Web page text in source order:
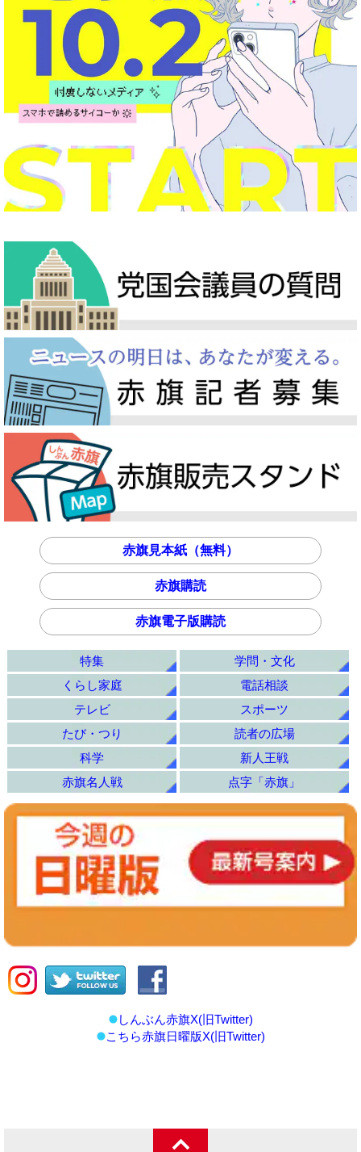
赤旗見本紙（無料）
赤旗購読
赤旗電子版購読
特集
学問・文化
くらし家庭
電話相談
テレビ
スポーツ
たび・つり
読者の広場
科学
新人王戦
赤旗名人戦
点字「赤旗」
しんぶん赤旗X(旧Twitter)
こちら赤旗日曜版X(旧Twitter)